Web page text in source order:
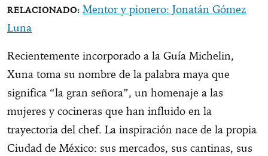
Mentor y pionero: Jonatán Gómez
Luna
Recientemente incorporado a la Guía Michelin,
Xuna toma su nombre de la palabra maya que
significa “la gran señora”, un homenaje a las
mujeres y cocineras que han influido en la
trayectoria del chef. La inspiración nace de la propia
Ciudad de México: sus mercados, sus cantinas, sus